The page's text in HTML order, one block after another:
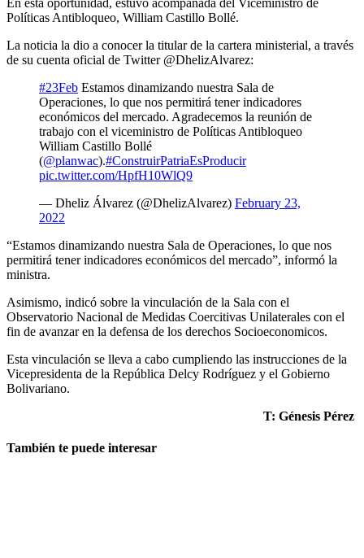
Políticas Antibloqueo, William Castillo Bollé.
La noticia la dio a conocer la titular de la cartera ministerial, a través
de su cuenta oficial de Twitter @DhelizAlvarez:
#23Feb Estamos dinamizando nuestra Sala de
Operaciones, lo que nos permitirá tener indicadores
económicos del mercado. Agradecemos la reunión de
trabajo con el viceministro de Políticas Antibloqueo
William Castillo Bollé
(@planwac).#ConstruirPatriaEsProducir
pic.twitter.com/HpfH10WlQ9
— Dheliz Álvarez (@DhelizAlvarez) February 23,
2022
“Estamos dinamizando nuestra Sala de Operaciones, lo que nos
permitirá tener indicadores económicos del mercado”, informó la
ministra.
Asimismo, indicó sobre la vinculación de la Sala con el
Observatorio Nacional de Medidas Coercitivas Unilaterales con el
fin de avanzar en la defensa de los derechos Socioeconomicos.
Esta vinculación se lleva a cabo cumpliendo las instrucciones de la
Vicepresidenta de la República Delcy Rodríguez y el Gobierno
Bolivariano.
T: Génesis Pérez
También te puede interesar